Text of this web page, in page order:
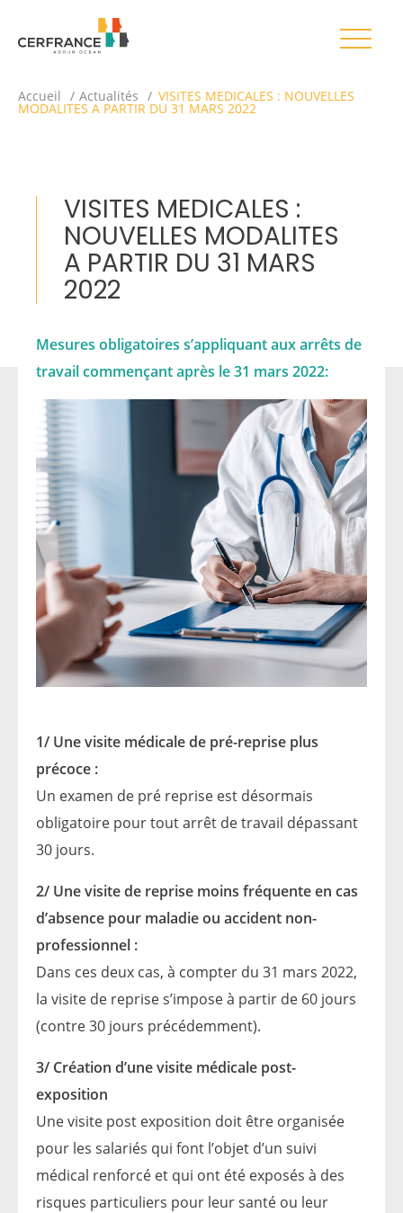
Accueil Actualités VISITES MEDICALES : NOUVELLES
MODALITES A PARTIR DU 31 MARS 2022
VISITES MEDICALES :
NOUVELLES MODALITES
A PARTIR DU 31 MARS
2022
Mesures obligatoires s’appliquant aux arrêts de
travail commençant après le 31 mars 2022:
1/ Une visite médicale de pré-reprise plus
précoce :
Un examen de pré reprise est désormais
obligatoire pour tout arrêt de travail dépassant
30 jours.
2/ Une visite de reprise moins fréquente en cas
d’absence pour maladie ou accident non-
professionnel :
Dans ces deux cas, à compter du 31 mars 2022,
la visite de reprise s’impose à partir de 60 jours
(contre 30 jours précédemment).
3/ Création d’une visite médicale post-
exposition
Une visite post exposition doit être organisée
pour les salariés qui font l’objet d’un suivi
médical renforcé et qui ont été exposés à des
risques particuliers pour leur santé ou leur